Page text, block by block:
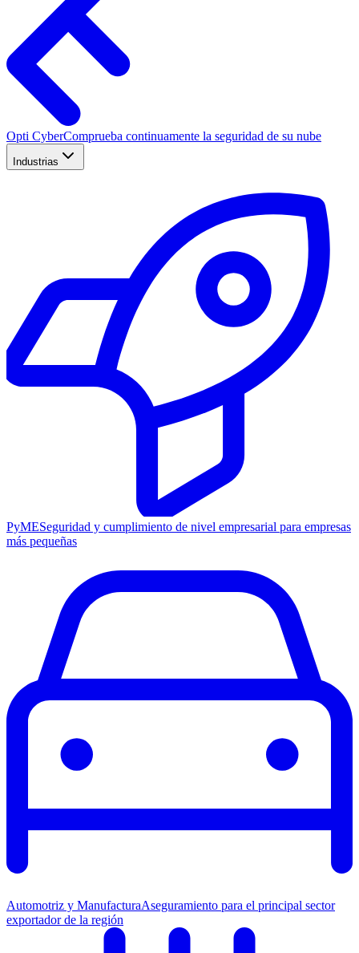
Opti CyberComprueba continuamente la seguridad de su nube
Industrias
PyMESeguridad y cumplimiento de nivel empresarial para empresas
más pequeñas
Automotriz y ManufacturaAseguramiento para el principal sector
exportador de la región